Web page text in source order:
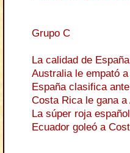
Grupo C
La calidad de
Australia le empató
España clasifica
Costa Rica le gana
La súper roja
Ecuador goleó a